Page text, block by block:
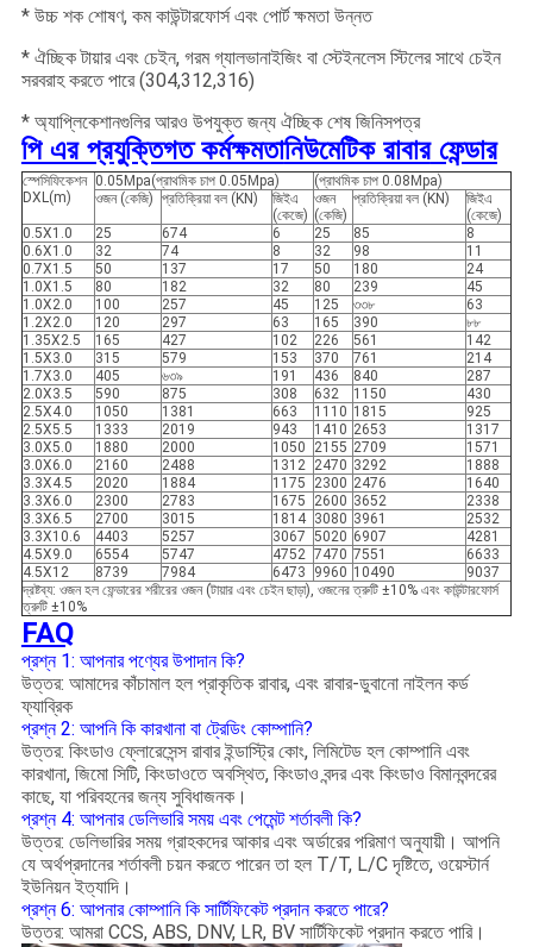
* উচ্চ শক শোষণ, কম কাউন্টারফোর্স এবং পোর্ট ক্ষমতা উন্নত
* ঐচ্ছিক টায়ার এবং চেইন, গরম গ্যালভানাইজিং বা স্টেইনলেস স্টিলের সাথে চেইন
সরবরাহ করতে পারে (304,312,316)
* অ্যাপ্লিকেশানগুলির আরও উপযুক্ত জন্য ঐচ্ছিক শেষ জিনিসপত্র
পি এর প্রযুক্তিগত কর্মক্ষমতানিউমেটিক রাবারফেন্ডার
স্পেসিফিকেশন
DXL(m)
0.05Mpa(প্রাথমিক চাপ 0.05Mpa)
(প্রাথমিক চাপ 0.08Mpa)
ওজন (কেজি) প্রতিক্রিয়া বল (KN)
জিইএ
(কেজে)
ওজন
(কেজি)
প্রতিক্রিয়া বল (KN)
জিইএ
(কেজে)
0.5X1.0
25 674 6 25 85
8
0.6X1.0
32 74 8 32 98
11
0.7X1.5
50 137 17 50 180
24
1.0X1.5
80 182 32 80 239
45
1.0X2.0
100 257 45 125 ৩৩৮
63
1.2X2.0
120 297 63 165 390
৮৮
1.35X2.5
165 427 102 226 561
142
1.5X3.0
315 579 153 370 761
214
1.7X3.0
405 ৬৩৯ 191 436 840
287
2.0X3.5
590 875 308 632 1150
430
2.5X4.0
1050 1381 663 1110 1815
925
2.5X5.5
1333 2019 943 1410 2653
1317
3.0X5.0
1880 2000 1050 2155 2709
1571
3.0X6.0
2160 2488 1312 2470 3292
1888
3.3X4.5
2020 1884 1175 2300 2476
1640
3.3X6.0
2300 2783 1675 2600 3652
2338
3.3X6.5
2700 3015 1814 3080 3961
2532
3.3X10.6
4403 5257 3067 5020 6907
4281
4.5X9.0
6554 5747 4752 7470 7551
6633
4.5X12
8739 7984 6473 9960 10490
9037
দ্রষ্টব্য: ওজন হল ফেন্ডারের শরীরের ওজন (টায়ার এবং চেইন ছাড়া), ওজনের ত্রুটি ±10% এবং কাউন্টারফোর্স
ত্রুটি ±10%
FAQ
প্রশ্ন 1: আপনার পণ্যের উপাদান কি?
উত্তর: আমাদের কাঁচামাল হল প্রাকৃতিক রাবার, এবং রাবার-ডুবানো নাইলন কর্ড
ফ্যাব্রিক
প্রশ্ন 2: আপনি কি কারখানা বা ট্রেডিং কোম্পানি?
উত্তর: কিংডাও ফ্লোরেসেন্স রাবার ইন্ডাস্ট্রি কোং, লিমিটেড হল কোম্পানি এবং
কারখানা, জিমো সিটি, কিংডাওতে অবস্থিত, কিংডাও বন্দর এবং কিংডাও বিমানবন্দরের
কাছে, যা পরিবহনের জন্য সুবিধাজনক।
প্রশ্ন 4: আপনার ডেলিভারি সময় এবং পেমেন্ট শর্তাবলী কি?
উত্তর: ডেলিভারির সময় গ্রাহকদের আকার এবং অর্ডারের পরিমাণ অনুযায়ী। আপনি
যে অর্থপ্রদানের শর্তাবলী চয়ন করতে পারেন তা হল T/T, L/C দৃষ্টিতে, ওয়েস্টার্ন
ইউনিয়ন ইত্যাদি।
প্রশ্ন 6: আপনার কোম্পানি কি সার্টিফিকেট প্রদান করতে পারে?
উত্তর: আমরা CCS, ABS, DNV, LR, BV সার্টিফিকেট প্রদান করতে পারি।